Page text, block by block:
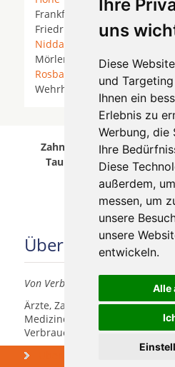
Ihre
uns
Diese
und
Ihnen ein
Erlebnis zu
Werbung, die
Ihre
Diese
außerdem,
messen, um
unsere
unsere
entwickeln.
Alle
Frankfurt am Main *
Friedrichsdorf *
Niddatal
*
Mörlen *
Reichelsheim
Rosbach vor der Höhe
Wehrheim *
Woellstadt*
Zahnärzte für
Taunus wurde am 05
Über uns
Von Verbrauchern für
Ärzte, Zahnärzte, Akustiker
Medizindienstleister haben
Verbrauchern vorzustellen.